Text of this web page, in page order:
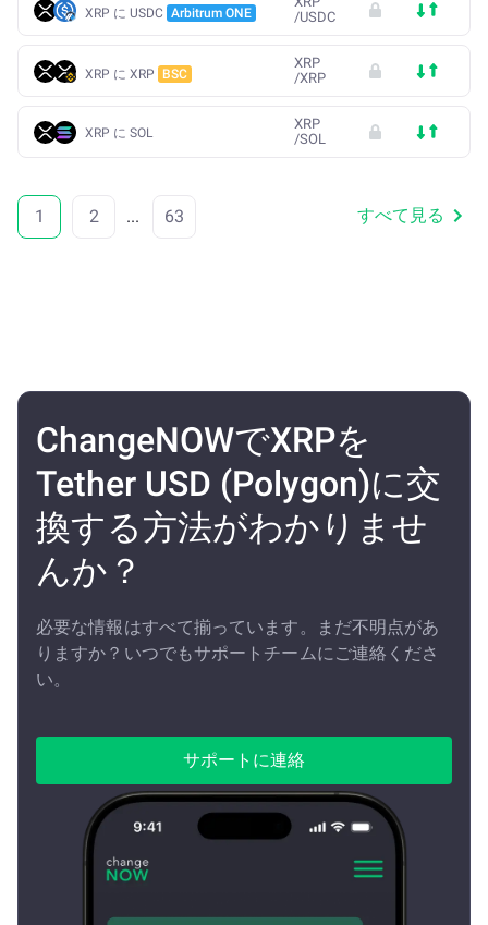
XRP に USDC Arbitrum ONE
/USDC
XRP に XRP BSC
XRP
/XRP
XRP に SOL
XRP
/SOL
1 2 ... 63 すべて見る
ChangeNOWでXRPを
Tether USD (Polygon)に交
換する方法がわかりませ
んか？
必要な情報はすべて揃っています。まだ不明点があ
りますか？いつでもサポートチームにご連絡くださ
い。
サポートに連絡